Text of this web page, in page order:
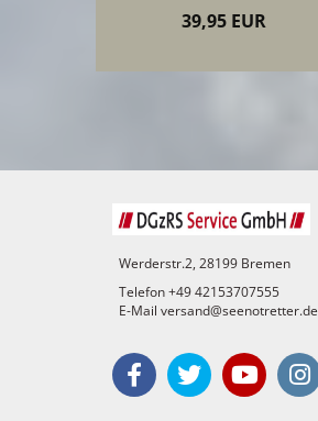
39,95 EUR
Werderstr.2, 28199 Bremen
Telefon +49 42153707555
E-Mail versand@seenotretter.de